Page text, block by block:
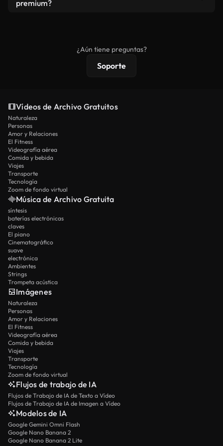
premium?
protecciones de licencia extendidas.
¿Aún tiene preguntas?
Soporte
Vídeos de Archivo Gratuitos
Naturaleza
Personas
Amor y Relaciones
El Fitness
Videografía aérea
Comida y bebida
Viajes
Transporte
Tecnología
Zoom de fondo virtual
Música de Archivo Gratuita
síntesis
baterías electrónicas
claves
El piano
Cinematográfico
suave
electrónica
Ambientes
Strings
Trompeta acústica
Imágenes
Naturaleza
Personas
Amor y Relaciones
El Fitness
Videografía aérea
Comida y bebida
Viajes
Transporte
Tecnología
Zoom de fondo virtual
Flujos de trabajo de IA
Flujos de Trabajo de IA de Texto a Vídeo
Flujos de Trabajo de IA de Imagen a Vídeo
Modelos de IA
Google Gemini Omni Flash
Google Nano Banana 2
Google Nano Banana 2 Lite